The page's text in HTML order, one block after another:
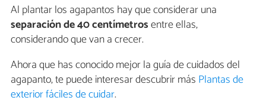
Al plantar los agapantos hay que considerar una
separación de 40 centímetrosentre ellas,
considerando que van a crecer.
Ahora que has conocido mejor la guía de cuidados del
agapanto, te puede interesar descubrir más Plantas de
exterior fáciles de cuidar.